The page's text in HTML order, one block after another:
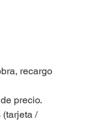
recargo
precio.
(tarjeta /